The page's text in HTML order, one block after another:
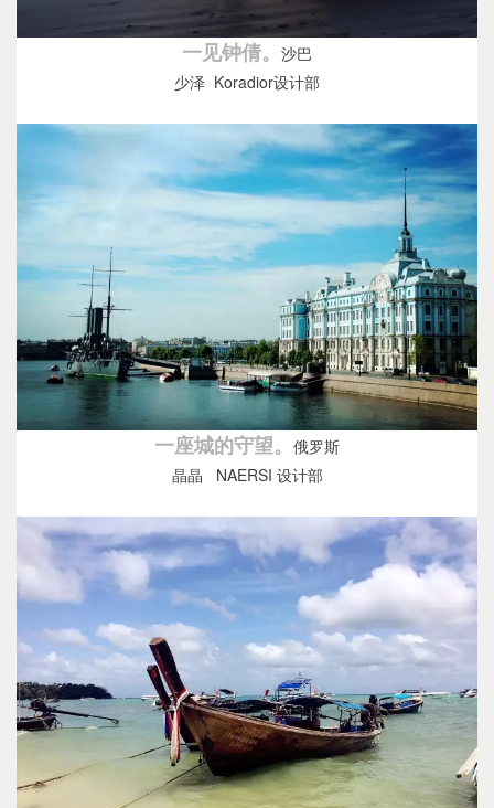
一见钟倩。 沙巴
少泽 Koradior设计部
一座城的守望。 俄罗斯
晶晶 NAERSI 设计部